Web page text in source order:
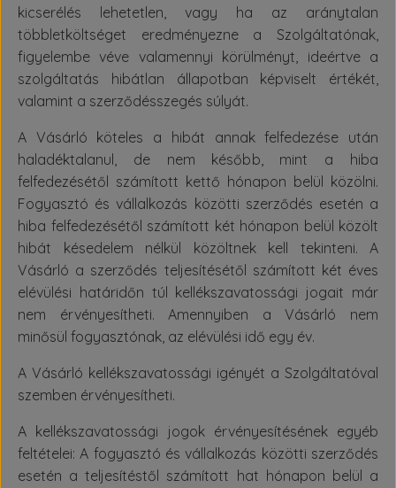
kicserélés lehetetlen, vagy ha az aránytalan
többletköltséget eredményezne a Szolgáltatónak,
figyelembe véve valamennyi körülményt, ideértve a
szolgáltatás hibátlan állapotban képviselt értékét,
valamint a szerződésszegés súlyát.
A Vásárló köteles a hibát annak felfedezése után
haladéktalanul, de nem később, mint a hiba
felfedezésétől számított kettő hónapon belül közölni.
Fogyasztó és vállalkozás közötti szerződés esetén a
hiba felfedezésétől számított két hónapon belül közölt
hibát késedelem nélkül közöltnek kell tekinteni. A
Vásárló a szerződés teljesítésétől számított két éves
elévülési határidőn túl kellékszavatossági jogait már
nem érvényesítheti. Amennyiben a Vásárló nem
minősül fogyasztónak, az elévülési idő egy év.
A Vásárló kellékszavatossági igényét a Szolgáltatóval
szemben érvényesítheti.
A kellékszavatossági jogok érvényesítésének egyéb
feltételei: A fogyasztó és vállalkozás közötti szerződés
esetén a teljesítéstől számított hat hónapon belül a